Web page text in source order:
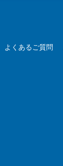
よくあるご質問